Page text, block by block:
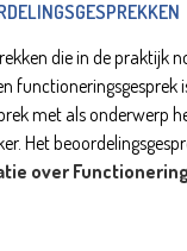
die in de praktijk
functioneringsgesprek
met als onderwerp
Het
over